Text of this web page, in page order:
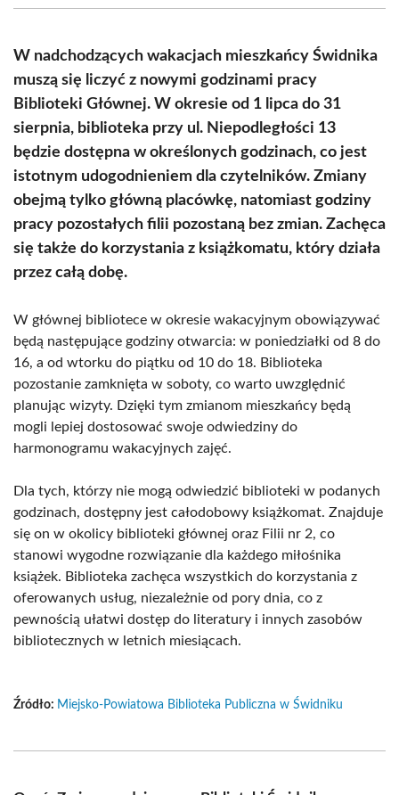
(Twitter)
W nadchodzących wakacjach mieszkańcy Świdnika
muszą się liczyć z nowymi godzinami pracy
Biblioteki Głównej. W okresie od 1 lipca do 31
sierpnia, biblioteka przy ul. Niepodległości 13
będzie dostępna w określonych godzinach, co jest
istotnym udogodnieniem dla czytelników. Zmiany
obejmą tylko główną placówkę, natomiast godziny
pracy pozostałych filii pozostaną bez zmian. Zachęca
się także do korzystania z książkomatu, który działa
przez całą dobę.
W głównej bibliotece w okresie wakacyjnym obowiązywać
będą następujące godziny otwarcia: w poniedziałki od 8 do
16, a od wtorku do piątku od 10 do 18. Biblioteka
pozostanie zamknięta w soboty, co warto uwzględnić
planując wizyty. Dzięki tym zmianom mieszkańcy będą
mogli lepiej dostosować swoje odwiedziny do
harmonogramu wakacyjnych zajęć.
Dla tych, którzy nie mogą odwiedzić biblioteki w podanych
godzinach, dostępny jest całodobowy książkomat. Znajduje
się on w okolicy biblioteki głównej oraz Filii nr 2, co
stanowi wygodne rozwiązanie dla każdego miłośnika
książek. Biblioteka zachęca wszystkich do korzystania z
oferowanych usług, niezależnie od pory dnia, co z
pewnością ułatwi dostęp do literatury i innych zasobów
bibliotecznych w letnich miesiącach.
Źródło: Miejsko-Powiatowa Biblioteka Publiczna w Świdniku